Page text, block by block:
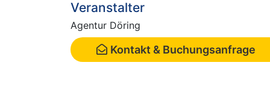
Veranstalter
Agentur Döring
Kontakt & Buchungsanfrage